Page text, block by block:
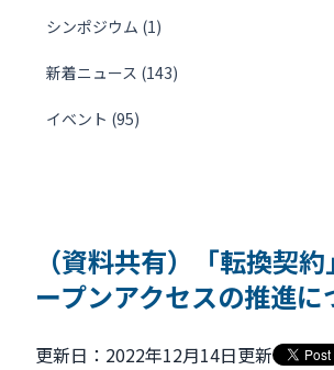
シンポジウム (1)
新着ニュース (143)
イベント (95)
（資料共有）「転換契
ープンアクセスの推進に
更新日：2022年12月14日更新